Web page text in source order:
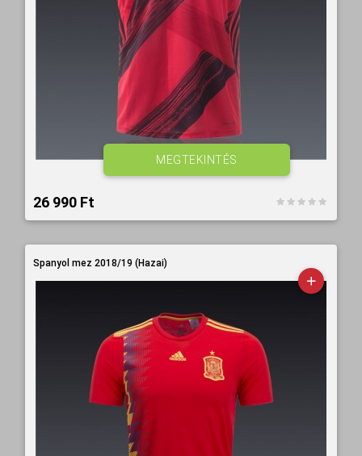
26 990 Ft‎
MEGTEKINTÉS
Spanyol mez 2018/19 (Hazai)